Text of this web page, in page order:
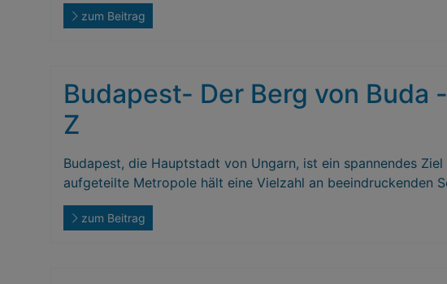
zum Beitrag
Budapest- Der Berg von Buda
Z
Budapest, die Hauptstadt von Ungarn, ist ein spannendes
aufgeteilte Metropole hält eine Vielzahl an beeindruckenden
zum Beitrag